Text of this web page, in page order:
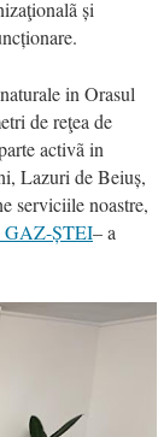
și
in Orasul
de reţea de
activã in
Lazuri de Beiuș,
serviciile noastre,
ȘTEI– a